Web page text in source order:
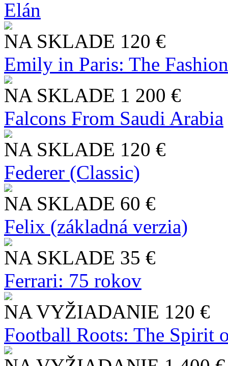
Elán
NA SKLADE 120 €
Emily in Paris: The
NA SKLADE 1 200 €
Falcons From Saudi Arabia
NA SKLADE 120 €
Federer (Classic)
NA SKLADE 60 €
Felix (základná verzia)
NA SKLADE 35 €
Ferrari: 75 rokov
NA VYŽIADANIE 120 €
Football Roots: The Spirit